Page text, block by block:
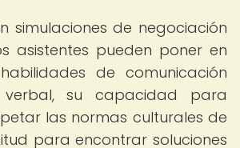
simulaciones de negociación
asistentes pueden poner en
de comunicación
su capacidad para
las normas culturales de
para encontrar soluciones